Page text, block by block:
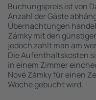
Buchungspreis ist von
Anzahl der Gäste
Übernachtungen
Zámky mit den
jedoch zahlt man am
Die Aufenthaltskosten
in einem Zimmer
Nové Zámky für einen
Woche gebucht wird.